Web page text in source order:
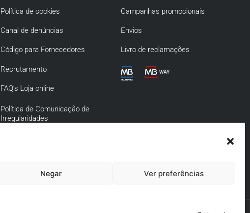
Negar Ver preferências
Política de cookies
Canal de denúncias
Código para Fornecedores
Recrutamento
FAQ’s Loja online
Política de Comunicação de
Irregularidades
Campanhas promocionais
Envios
Livro de reclamações